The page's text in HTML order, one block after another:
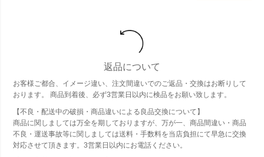
返品について
お客様ご都合、イメージ違い、注文間違いでのご返品・交換はお断りして
おります。 商品到着後、必ず3営業日以内に検品をお願い致します。
【不良・配送中の破損・商品違いによる良品交換について】
商品に関しましては万全を期しておりますが、万が一、商品間違い・商品
不良・運送事故等に関しましては送料・手数料を当店負担にて早急に交換
対応させて頂きます。3営業日以内にお電話ください。